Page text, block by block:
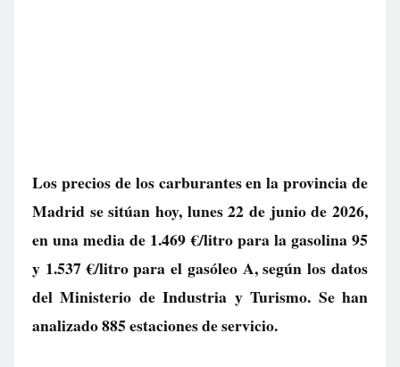
Los precios de los carburantes en la provincia de
Madrid se sitúan hoy, lunes 22 de junio de 2026,
en una media de 1.469 €/litropara la gasolina 95
y 1.537 €/litropara el gasóleo A, según los datos
del Ministerio de Industria y Turismo. Se han
analizado 885 estaciones de servicio.